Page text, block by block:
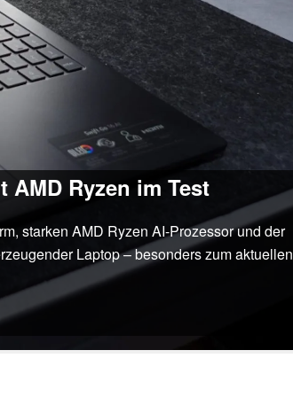
Ryzen im Test
starken AMD Ryzen AI-Prozessor und der
Laptop – besonders zum aktuellen